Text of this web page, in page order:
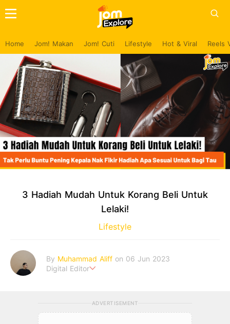
Home Jom! Makan Jom! Cuti Lifestyle Hot & Viral Reels
3 Hadiah Mudah Untuk Korang Beli Untuk
Lelaki!
Lifestyle
By Muhammad Aliff on 06 Jun 2023
Digital Editor
ADVERTISEMENT